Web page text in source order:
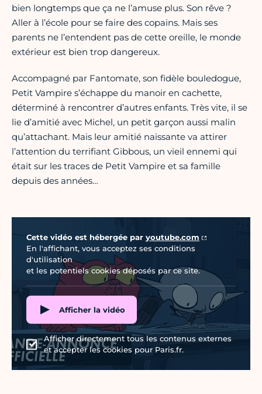
bien longtemps que ça ne l’amuse plus. Son rêve ?
Aller à l’école pour se faire des copains. Mais ses
parents ne l’entendent pas de cette oreille, le monde
extérieur est bien trop dangereux.
Accompagné par Fantomate, son fidèle bouledogue,
Petit Vampire s’échappe du manoir en cachette,
déterminé à rencontrer d’autres enfants. Très vite, il se
lie d’amitié avec Michel, un petit garçon aussi malin
qu’attachant. Mais leur amitié naissante va attirer
l’attention du terrifiant Gibbous, un vieil ennemi qui
était sur les traces de Petit Vampire et sa famille
depuis des années…
Cette vidéo est hébergée par youtube.com
En l'affichant, vous acceptez ses conditions
d'utilisation
et les potentiels cookies déposés par ce site.
Afficher la vidéo
Afficher directement tous les contenus externes
et accepter les cookies pour Paris.fr.